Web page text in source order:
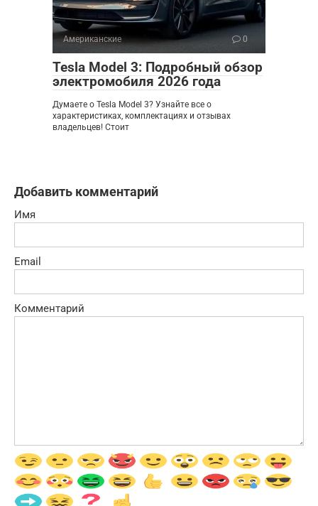
Американские 0
Tesla Model 3: Подробный обзор
электромобиля 2026 года
Думаете о Tesla Model 3? Узнайте все о
характеристиках, комплектациях и отзывах
владельцев! Стоит
Добавить комментарий
Имя
Email
Комментарий